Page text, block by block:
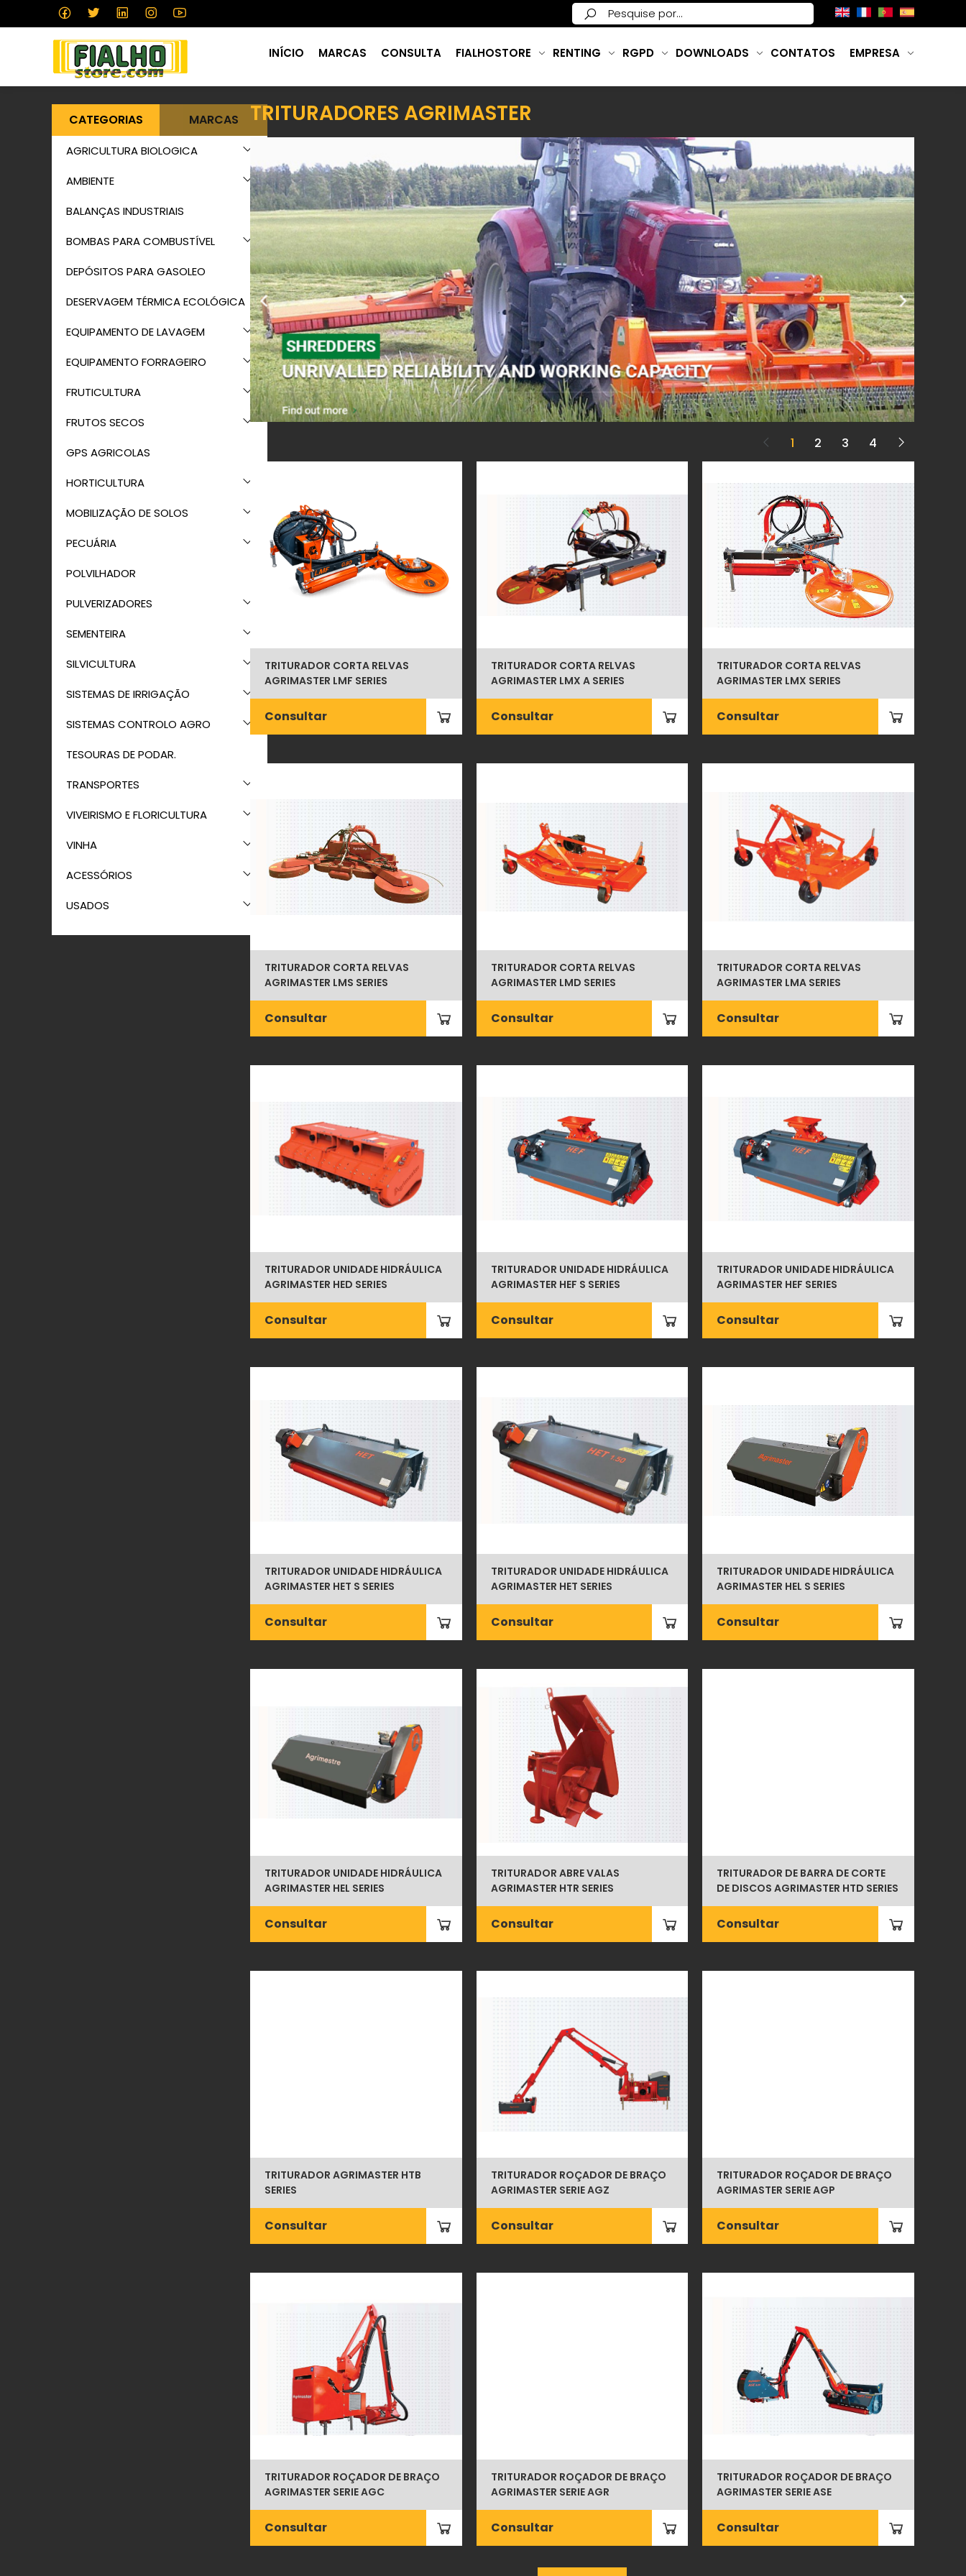
INÍCIO MARCAS CONSULTA FIALHOSTORE RENTING RGPD DOWNLOADS CONTATOS EMPRESA
CATEGORIAS MARCAS
AGRICULTURA BIOLOGICA
AMBIENTE
BALANÇAS INDUSTRIAIS
BOMBAS PARA COMBUSTÍVEL
DEPÓSITOS PARA GASOLEO
DESERVAGEM TÉRMICA ECOLÓGICA
EQUIPAMENTO DE LAVAGEM
EQUIPAMENTO FORRAGEIRO
FRUTICULTURA
FRUTOS SECOS
GPS AGRICOLAS
HORTICULTURA
MOBILIZAÇÃO DE SOLOS
PECUÁRIA
POLVILHADOR
PULVERIZADORES
SEMENTEIRA
SILVICULTURA
SISTEMAS DE IRRIGAÇÃO
SISTEMAS CONTROLO AGRO
TESOURAS DE PODAR.
TRANSPORTES
VIVEIRISMO E FLORICULTURA
VINHA
ACESSÓRIOS
USADOS
TRITURADORES AGRIMASTER
1 2 3 4
TRITURADOR CORTA RELVAS
AGRIMASTER LMF SERIES
Consultar
TRITURADOR CORTA RELVAS
AGRIMASTER LMX A SERIES
Consultar
TRITURADOR CORTA RELVAS
AGRIMASTER LMX SERIES
Consultar
TRITURADOR CORTA RELVAS
AGRIMASTER LMS SERIES
Consultar
TRITURADOR CORTA RELVAS
AGRIMASTER LMD SERIES
Consultar
TRITURADOR CORTA RELVAS
AGRIMASTER LMA SERIES
Consultar
TRITURADOR UNIDADE HIDRÁULICA
AGRIMASTER HED SERIES
Consultar
TRITURADOR UNIDADE HIDRÁULICA
AGRIMASTER HEF S SERIES
Consultar
TRITURADOR UNIDADE HIDRÁULICA
AGRIMASTER HEF SERIES
Consultar
TRITURADOR UNIDADE HIDRÁULICA
AGRIMASTER HET S SERIES
Consultar
TRITURADOR UNIDADE HIDRÁULICA
AGRIMASTER HET SERIES
Consultar
TRITURADOR UNIDADE HIDRÁULICA
AGRIMASTER HEL S SERIES
Consultar
TRITURADOR UNIDADE HIDRÁULICA
AGRIMASTER HEL SERIES
Consultar
TRITURADOR ABRE VALAS
AGRIMASTER HTR SERIES
Consultar
TRITURADOR DE BARRA DE CORTE
DE DISCOS AGRIMASTER HTD SERIES
Consultar
TRITURADOR AGRIMASTER HTB
SERIES
Consultar
TRITURADOR ROÇADOR DE BRAÇO
AGRIMASTER SERIE AGZ
Consultar
TRITURADOR ROÇADOR DE BRAÇO
AGRIMASTER SERIE AGP
Consultar
TRITURADOR ROÇADOR DE BRAÇO
AGRIMASTER SERIE AGC
Consultar
TRITURADOR ROÇADOR DE BRAÇO
AGRIMASTER SERIE AGR
Consultar
TRITURADOR ROÇADOR DE BRAÇO
AGRIMASTER SERIE ASE
Consultar